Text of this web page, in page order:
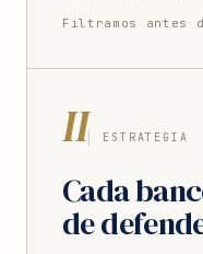
Filtramos antes
II ESTRATEGIA
Cada
de